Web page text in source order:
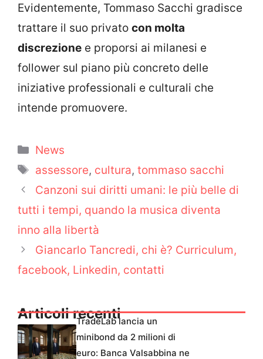
Evidentemente, Tommaso Sacchi gradisce
trattare il suo privato con molta
discrezione e proporsi ai milanesi e
follower sul piano più concreto delle
iniziative professionali e culturali che
intende promuovere.
Categorie
News
Tag
assessore, cultura,tommaso sacchi
Canzoni sui diritti umani: le più belle di
tutti i tempi, quando la musica diventa
inno alla libertà
Giancarlo Tancredi, chi è? Curriculum,
facebook, Linkedin, contatti
Articoli recenti
TradeLab lancia un
minibond da 2 milioni di
euro: Banca Valsabbina ne